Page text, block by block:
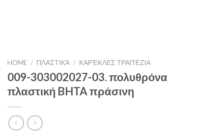
HOME / ΠΛΑΣΤΙΚΆ / ΚΑΡΈΚΛΕΣ ΤΡΑΠΈΖΙΑ
009-303002027-03. πολυθρόνα
πλαστική BHTA πράσινη